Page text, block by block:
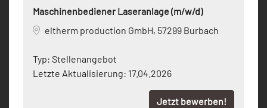
Maschinenbediener Laseranlage (m/w/d)
eltherm production GmbH, 57299 Burbach
Typ: Stellenangebot
Letzte Aktualisierung: 17.04.2026
Jetzt bewerben!